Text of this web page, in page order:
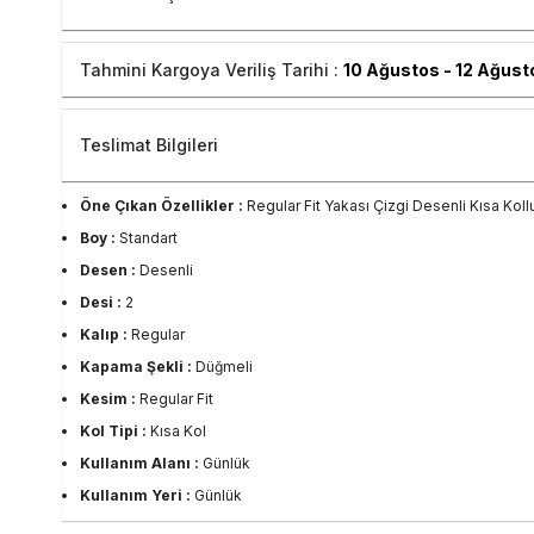
Tahmini Kargoya Veriliş Tarihi : 10 Ağustos - 12
Teslimat Bilgileri
Öne Çıkan Özellikler : Regular Fit Yakası Çizgi Desenli Kısa
Boy : Standart
Desen : Desenli
Desi : 2
Kalıp : Regular
Kapama Şekli : Düğmeli
Kesim : Regular Fit
Kol Tipi : Kısa Kol
Kullanım Alanı : Günlük
Kullanım Yeri : Günlük
Kumaş Tipi :Dokuma